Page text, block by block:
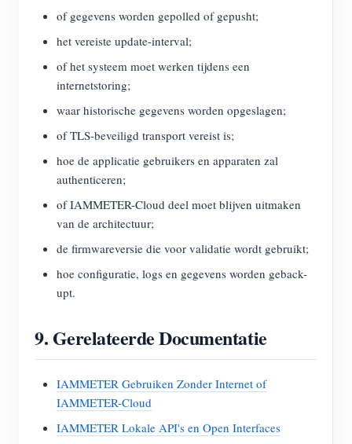
of gegevens worden gepolled of gepusht;
het vereiste update-interval;
of het systeem moet werken tijdens een
internetstoring;
waar historische gegevens worden opgeslagen;
of TLS-beveiligd transport vereist is;
hoe de applicatie gebruikers en apparaten zal
authenticeren;
of IAMMETER-Cloud deel moet blijven uitmaken
van de architectuur;
de firmwareversie die voor validatie wordt gebruikt;
hoe configuratie, logs en gegevens worden geback-
upt.
9. Gerelateerde Documentatie
IAMMETER Gebruiken Zonder Internet of
IAMMETER-Cloud
IAMMETER Lokale API's en Open Interfaces